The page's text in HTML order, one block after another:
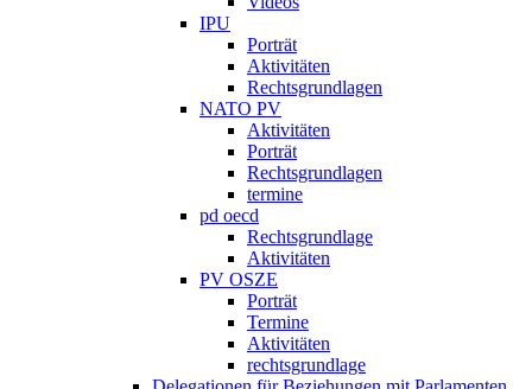
IPU
Porträt
Aktivitäten
Rechtsgrundlagen
NATO PV
Aktivitäten
Porträt
Rechtsgrundlagen
termine
pd oecd
Rechtsgrundlage
Aktivitäten
PV OSZE
Porträt
Termine
Aktivitäten
rechtsgrundlage